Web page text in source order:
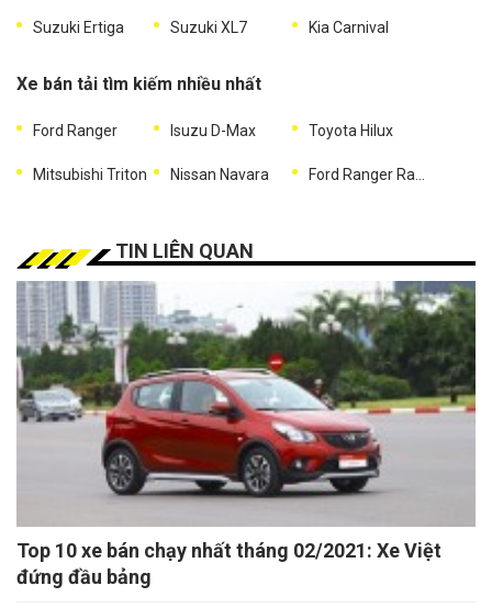
Suzuki Ertiga Suzuki XL7 Kia Carnival
Xe bán tải tìm kiếm nhiều nhất
Ford Ranger Isuzu D-Max Toyota Hilux
Mitsubishi Triton Nissan Navara
TIN LIÊN QUAN
Top 10 xe bán chạy nhất tháng 02/2021: Xe Việt
đứng đầu bảng